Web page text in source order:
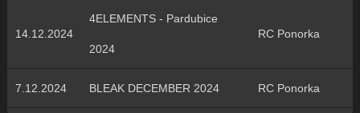
14.12.2024
4ELEMENTS - Pardubice
2024
RC Ponorka
7.12.2024 BLEAK DECEMBER 2024 RC Ponorka